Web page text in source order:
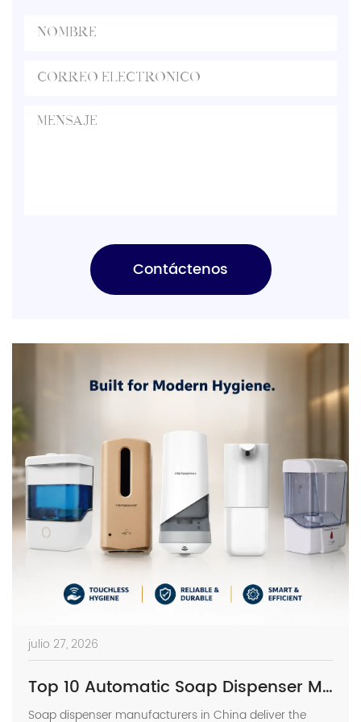
Contáctenos
julio 27, 2026
Top 10 Automatic Soap Dispenser Manufacturers in China
Soap dispenser manufacturers in China deliver the